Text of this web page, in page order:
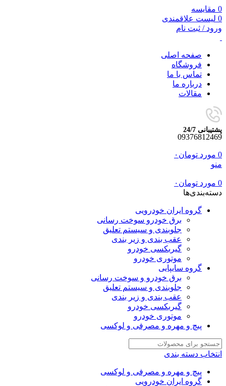
0 مقایسه
0 لیست علاقمندی
ورود / ثبت نام
صفحه اصلی
فروشگاه
تماس با ما
درباره ما
مقالات
پشتیبانی 24/7
09376812469
0 مورد تومان ۰
منو
0 مورد تومان ۰
دسته‌بندی‌ها
گروه ایران خودرویی
برق خودرو سوخت رسانی
جلوبندی و سیستم تعلیق
عقب بندی و زیر بندی
گیربکسی خودرو
موتوری خودرو
گروه سایپایی
برق خودرو و سوخت رسانی
جلوبندی و سیستم تعلیق
عقب بندی و زیر بندی
گیربکسی خودرو
موتوری خودرو
پیچ و مهره و مصرفی و لوکسی
انتخاب دسته بندی
پیچ و مهره و مصرفی و لوکسی
گروه ایران خودرویی